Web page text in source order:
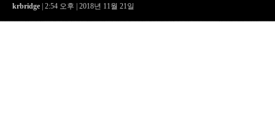
krbridge | 2:54 오후 | 2018년 11월 21일